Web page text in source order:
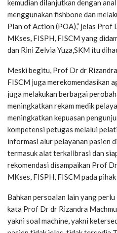
kemudian dilanjutkan dengan
menggunakan fishbone dan
Plan of Action (POA),” jelas Prof
MKses, FISPH, FISCM yang
dan Rini Zelvia Yuza,SKM itu
Meski begitu, Prof Dr dr
FISCM juga merekomendasikan
juga melakukan berbagai
meningkatkan rekam medik
meningkatkan kepuasan
kompetensi petugas melalui
informasi alur pelayanan pasien
termasuk alat terkalibrasi dan
rekomendasi disampaikan Prof
MKses, FISPH, FISCM pada
Bahkan persoalan lain yang
kata Prof Dr dr Rizandra
yakni soal machine, yakni